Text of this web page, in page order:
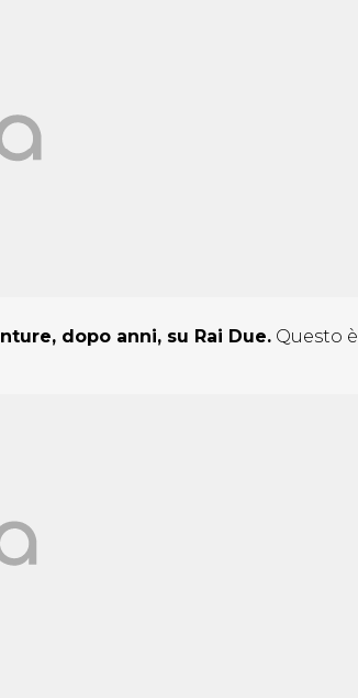
dopo anni, su Rai Due. Questo è